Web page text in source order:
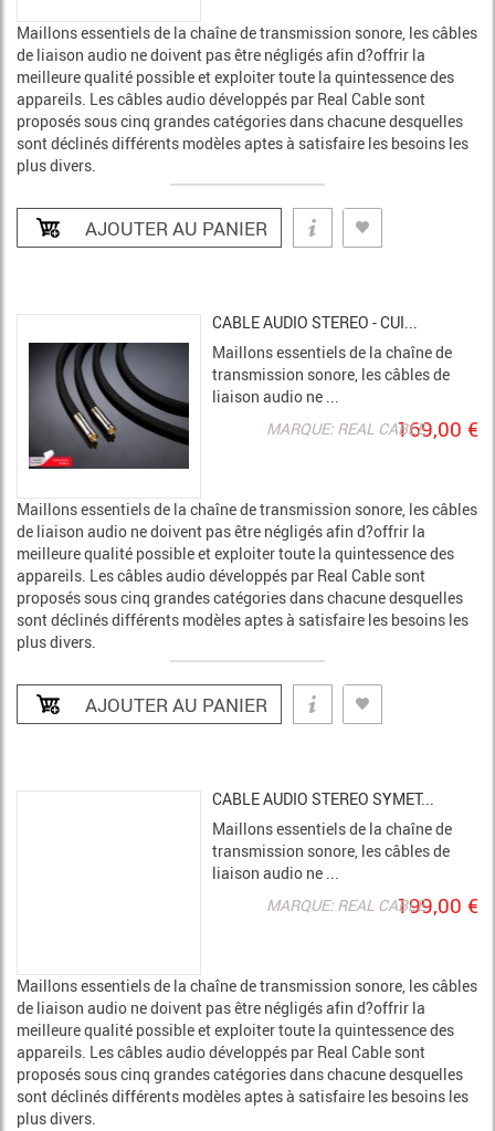
Maillons essentiels de la chaîne de transmission sonore, les câbles
de liaison audio ne doivent pas être négligés afin d?offrir la
meilleure qualité possible et exploiter toute la quintessence des
appareils. Les câbles audio développés par Real Cable sont
proposés sous cinq grandes catégories dans chacune desquelles
sont déclinés différents modèles aptes à satisfaire les besoins les
plus divers.
CABLE AUDIO STEREO - CUI...
Maillons essentiels de la chaîne de
transmission sonore, les câbles de
liaison audio ne ...
MARQUE: REAL CABLE169,00 €
Maillons essentiels de la chaîne de transmission sonore, les câbles
de liaison audio ne doivent pas être négligés afin d?offrir la
meilleure qualité possible et exploiter toute la quintessence des
appareils. Les câbles audio développés par Real Cable sont
proposés sous cinq grandes catégories dans chacune desquelles
sont déclinés différents modèles aptes à satisfaire les besoins les
plus divers.
CABLE AUDIO STEREO SYMET...
Maillons essentiels de la chaîne de
transmission sonore, les câbles de
liaison audio ne ...
MARQUE: REAL CABLE199,00 €
Maillons essentiels de la chaîne de transmission sonore, les câbles
de liaison audio ne doivent pas être négligés afin d?offrir la
meilleure qualité possible et exploiter toute la quintessence des
appareils. Les câbles audio développés par Real Cable sont
proposés sous cinq grandes catégories dans chacune desquelles
sont déclinés différents modèles aptes à satisfaire les besoins les
plus divers.